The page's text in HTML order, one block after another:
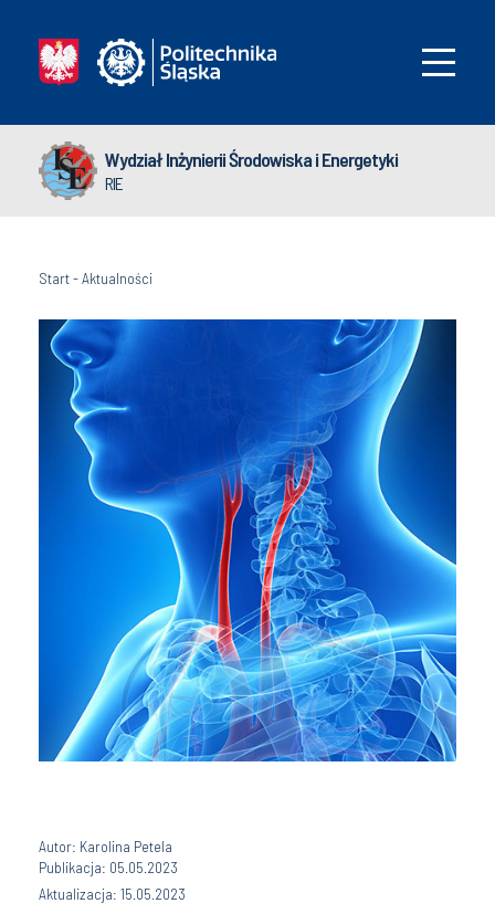
Wydział Inżynierii Środowiska i Energetyki
RIE
Start-Aktualności
Autor: Karolina Petela
Publikacja: 05.05.2023
Aktualizacja: 15.05.2023